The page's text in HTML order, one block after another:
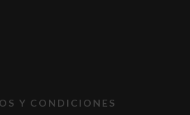
Y CONDICIONES